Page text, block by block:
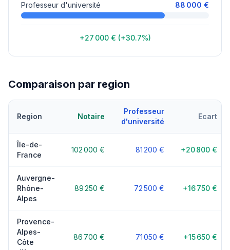
Professeur d'université 88 000 €
+27 000 € (+30.7%)
Comparaison par region
Region Notaire
Professeur
d'université
Ecart
Île-de-
France
102 000 € 81 200 € +20 800 €
Auvergne-
Rhône-
Alpes
89 250 € 72 500 € +16 750 €
Provence-
Alpes-
Côte
86 700 € 71 050 € +15 650 €